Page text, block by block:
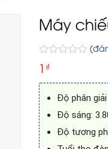
Máy
Được
xếp
hạng
0
5
sao
1 ₫
Độ phân giải
Độ sáng:
Độ tương